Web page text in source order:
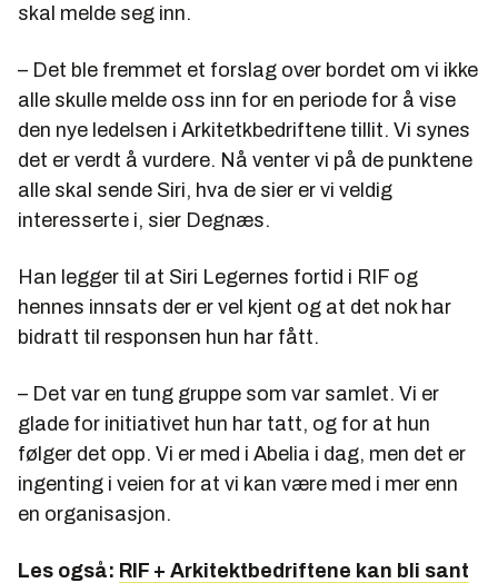
skal melde seg inn.
– Det ble fremmet et forslag over bordet om vi ikke
alle skulle melde oss inn for en periode for å vise
den nye ledelsen i Arkitetkbedriftene tillit. Vi synes
det er verdt å vurdere. Nå venter vi på de punktene
alle skal sende Siri, hva de sier er vi veldig
interesserte i, sier Degnæs.
Han legger til at Siri Legernes fortid i RIF og
hennes innsats der er vel kjent og at det nok har
bidratt til responsen hun har fått.
– Det var en tung gruppe som var samlet. Vi er
glade for initiativet hun har tatt, og for at hun
følger det opp. Vi er med i Abelia i dag, men det er
ingenting i veien for at vi kan være med i mer enn
en organisasjon.
Les også: RIF + Arkitektbedriftene kan bli sant